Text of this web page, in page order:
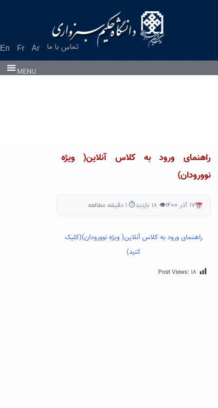
En Fr Ar تماس با ما
MENU
راهنمای ورود به کلاس آنلاین( ویژه
نوورودان)
۱۷ آذر ۱۴۰۰ 👁 ۱۸ بازدید ⏱ ۱ دقیقه مطالعه
راهنمای ورود به کلاس آنلاین( ویژه نوورودان)(کلیک
کنید)
Post Views: ۱۸